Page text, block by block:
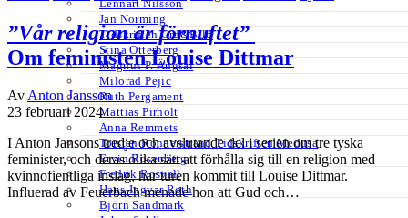
Lennart Nilsson
Jan Norming
Tidskriften Ord&Bild
Stina Otterberg
Magnus P. Ängsal
Milorad Pejic
Ruth Pergament
Mattias Pirholt
Anna Remmets
Torsten Rönnerstrand Tidskriften Medusa
Ervin Rosenberg
Fredrik Rosvall
Hans-Ingvar Roth
Björn Sandmark
”Vår religion är förnuftet”
Om feministen Louise Dittmar
AvAnton Jansson
23 februari 2024
I Anton Jansons tredje och avslutande del i serien om tre tyska
feminister, och deras olika sätt att förhålla sig till en religion med
kvinnofientliga inslag, har turen kommit till Louise Dittmar.
Influerad av Feuerbach menade hon att Gud och…